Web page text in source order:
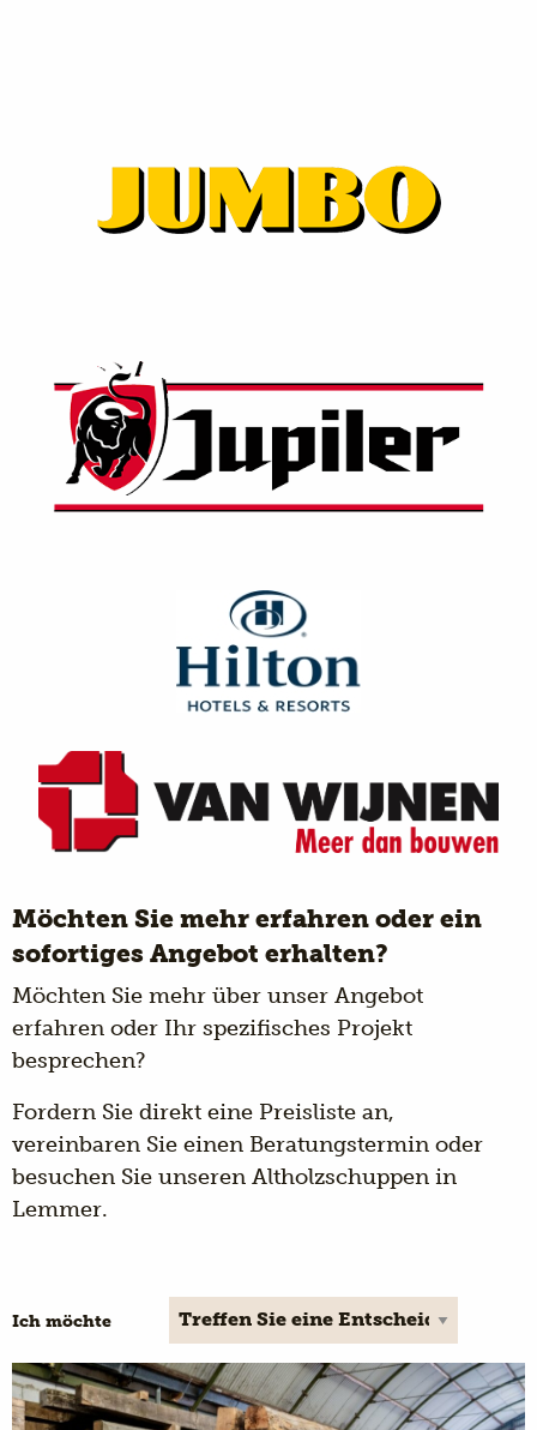
Möchten Sie mehr erfahren oder ein
sofortiges Angebot erhalten?
Möchten Sie mehr über unser Angebot
erfahren oder Ihr spezifisches Projekt
besprechen?
Fordern Sie direkt eine Preisliste an,
vereinbaren Sie einen Beratungstermin oder
besuchen Sie unseren Altholzschuppen in
Lemmer.
Ich möchte